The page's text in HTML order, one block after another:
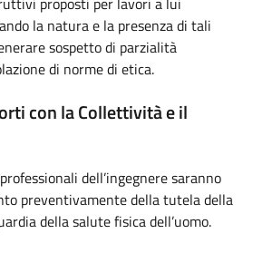
la natura e la presenza di tali
sospetto di parzialità
di norme di etica.
con la Collettività e il
dell’ingegnere saranno
preventivamente della tutela della
della salute fisica dell’uomo.